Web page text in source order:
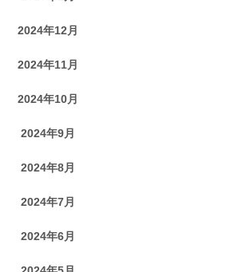
2024年12月
2024年11月
2024年10月
2024年9月
2024年8月
2024年7月
2024年6月